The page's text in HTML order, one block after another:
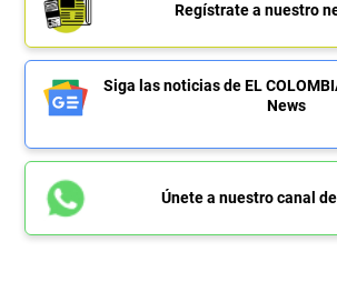
Regístrate a nuestro
Siga las noticias de EL
News
Únete a nuestro canal